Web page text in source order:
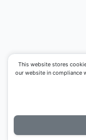
This website stores
our website in compliance